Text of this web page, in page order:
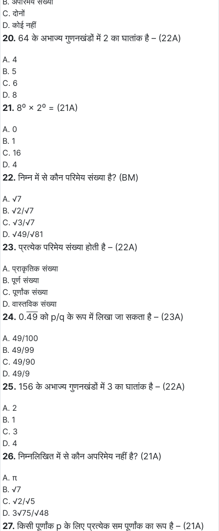
C. दोनों
D. कोई नहीं
20. 64 के अभाज्य गुणनखंडों में 2 का घातांक है – (22A)
A. 4
B. 5
C. 6
D. 8
21. 8⁰ × 2⁰ = (21A)
A. 0
B. 1
C. 16
D. 4
22. निम्न में से कौन परिमेय संख्या है? (BM)
A. √7
B. √2/√7
C. √3/√7
D. √49/√81
23. प्रत्येक परिमेय संख्या होती है – (22A)
A. प्राकृतिक संख्या
B. पूर्ण संख्या
C. पूर्णांक संख्या
D. वास्तविक संख्या
24. 0.49 को p/q के रूप में लिखा जा सकता है – (23A)
A. 49/100
B. 49/99
C. 49/90
D. 49/9
25. 156 के अभाज्य गुणनखंडों में 3 का घातांक है – (22A)
A. 2
B. 1
C. 3
D. 4
26. निम्नलिखित में से कौन अपरिमेय नहीं है? (21A)
A. π
B. √7
C. √2/√5
D. 3√75/√48
27. किसी पूर्णांक p के लिए प्रत्येक सम पूर्णांक का रूप है – (21A)